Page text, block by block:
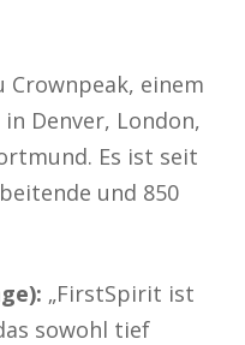
Crownpeak, einem
Denver, London,
Es ist seit
und 850
„FirstSpirit ist
sowohl tief